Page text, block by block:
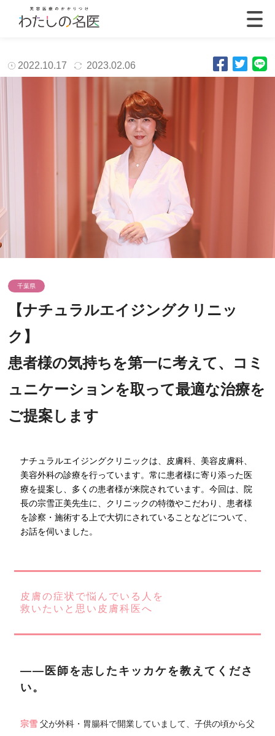
2022.10.17 2023.02.06
千葉県
【ナチュラルエイジングクリニッ
ク】
患者様の気持ちを第一に考えて、コミ
ュニケーションを取って最適な治療を
ご提案します
ナチュラルエイジングクリニックは、皮膚科、美容皮膚科、
美容外科の診療を行っています。常に患者様に寄り添った医
療を提案し、多くの患者様が来院されています。今回は、院
長の宗雪正美先生に、クリニックの特徴やこだわり、患者様
を診察・施術する上で大切にされていることなどについて、
お話を伺いました。
皮膚の症状で悩んでいる人を
救いたいと思い皮膚科医へ
――医師を志したキッカケを教えてくださ
い。
宗雪父が外科・胃腸科で開業していまして、子供の頃から父